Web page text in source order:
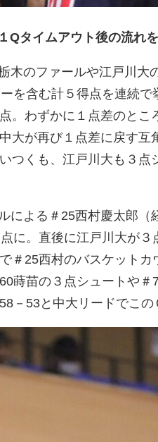
Qタイムアウト後の流れ
木のファールや江戸川大
を含む計５得点を連続
。わずかに１点差のと
大が再び１点差に戻す
つくも、江戸川大も３点
による＃25西村慶太郎
に。直後に江戸川大が
＃25西村のバスケット
蒔苗の３点シュートや
－53と中大リードでこの